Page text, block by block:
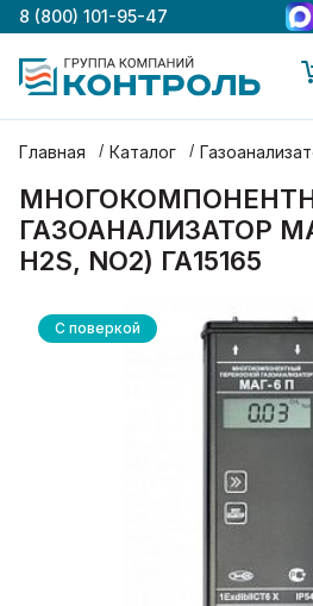
8 (800) 101-95-47
Главная Каталог
ГАЗОАНАЛИЗАТОР
H2S, NO2) ГА15165
С поверкой